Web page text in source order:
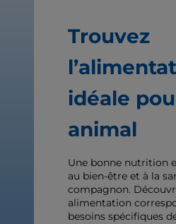
Trouvez
idéale
animal
Une bonne nutrition
au bien-être et à la
compagnon.
alimentation
besoins spécifiques